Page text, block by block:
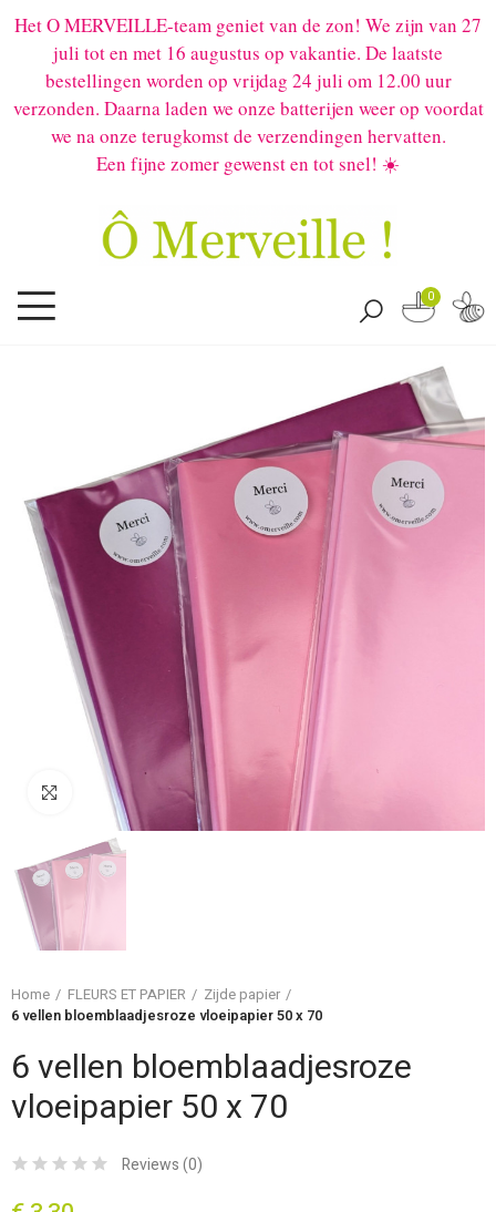
Het O MERVEILLE-team geniet van de zon! We zijn van 27
juli tot en met 16 augustus op vakantie. De laatste
bestellingen worden op vrijdag 24 juli om 12.00 uur
verzonden. Daarna laden we onze batterijen weer op voordat
we na onze terugkomst de verzendingen hervatten.
Een fijne zomer gewenst en tot snel! ☀️
0
Klik om te vergroten
Home FLEURS ET PAPIER
Zijde papier
6 vellen bloemblaadjesroze vloeipapier 50 x 70
6 vellen bloemblaadjesroze
vloeipapier 50 x 70
Reviews (0)